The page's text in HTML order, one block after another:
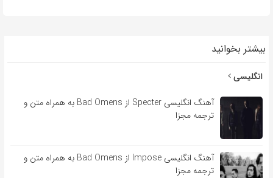
بیشتر بخوانید
انگلیسی
آهنگ انگلیسی Specter از Bad Omens به همراه متن و
ترجمه مجزا
آهنگ انگلیسی Impose از Bad Omens به همراه متن و
ترجمه مجزا